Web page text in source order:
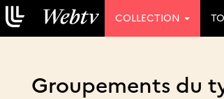
COLLECTION
Groupements du